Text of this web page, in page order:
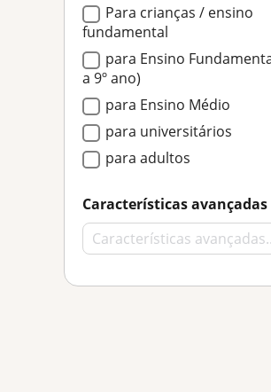
Para crianças / ensino
fundamental
para Ensino
a 9º ano)
para Ensino Médio
para universitários
para adultos
Características avançadas